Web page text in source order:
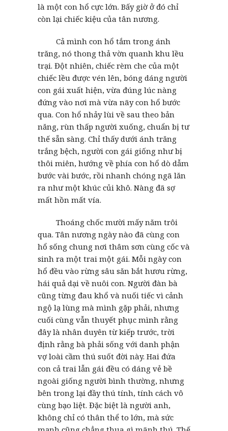
là một con hổ cực lớn. Bấy giờ ở đó chỉ
còn lại chiếc kiệu của tân nương.
Cả mình con hổ tắm trong ánh
trăng, nó thong thả vờn quanh khu lều
trại. Đột nhiên, chiếc rèm che của một
chiếc lều được vén lên, bóng dáng người
con gái xuất hiện, vừa đúng lúc nàng
đứng vào nơi mà vừa nãy con hổ bước
qua. Con hổ nhảy lùi về sau theo bản
năng, rùn thấp người xuống, chuẩn bị tư
thế sẵn sàng. Chỉ thấy dưới ánh trăng
trắng bệch, người con gái giống như bị
thôi miên, hướng về phía con hổ dò dẫm
bước vài bước, rồi nhanh chóng ngã lăn
ra như một khúc củi khô. Nàng đã sợ
mất hồn mất vía.
Thoáng chốc mười mấy năm trôi
qua. Tân nương ngày nào đã cùng con
hổ sống chung nơi thâm sơn cùng cốc và
sinh ra một trai một gái. Mỗi ngày con
hổ đều vào rừng sâu săn bắt hươu rừng,
hái quả dại về nuôi con. Người đàn bà
cũng từng đau khổ và nuối tiếc vì cảnh
ngộ lạ lùng mà mình gặp phải, nhưng
cuối cùng vẫn thuyết phục mình rằng
đây là nhân duyên từ kiếp trước, trời
định rằng bà phải sống với danh phận
vợ loài cầm thú suốt đời này. Hai đứa
con cả trai lẫn gái đều có dáng vẻ bề
ngoài giống người bình thường, nhưng
bên trong lại đầy thú tính, tính cách vô
cùng bạo liệt. Đặc biệt là người anh,
không chỉ có thân thể to lớn, mà sức